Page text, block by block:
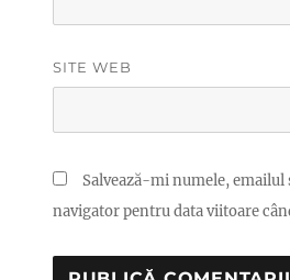
SITE WEB
Salvează-mi numele,
navigator pentru data viitoare